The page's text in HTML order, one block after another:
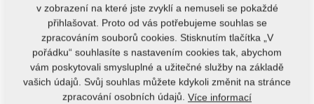
VÝPRODEJ
Kód produktu: m09585
v zobrazení na které jste zvyklí a nemuseli se pokaždé
přihlašovat. Proto od vás potřebujeme souhlas se
zpracováním souborů cookies. Stisknutím tlačítka „V
pořádku“ souhlasíte s nastavením cookies tak, abychom
vám poskytovali smysluplné a užitečné služby na základě
vašich údajů. Svůj souhlas můžete kdykoli změnit na stránce
zpracování osobních údajů. Více informací